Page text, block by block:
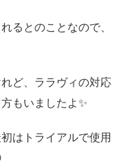
るとのことなので、
ど、ララヴィの対応
もいましたよ✨
はトライアルで使用